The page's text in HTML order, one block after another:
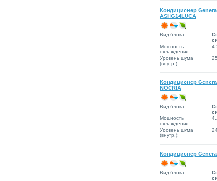
Кондиционер
ASHG14LUCA
Вид блока:
Мощность
охлаждения:
Уровень шума
(внутр.):
Кондиционер
NOCRIA
Вид блока:
Мощность
охлаждения:
Уровень шума
(внутр.):
Кондиционер
Вид блока: